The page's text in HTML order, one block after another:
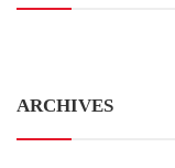
ARCHIVES